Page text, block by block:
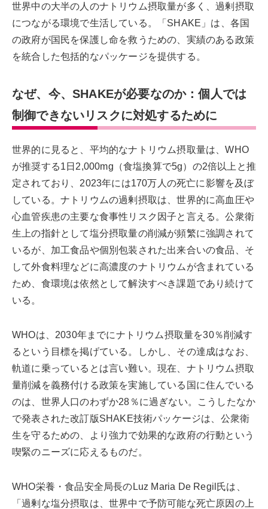
世界中の大半の人のナトリウム摂取量が多く、過剰摂取
につながる環境で生活している。「SHAKE」は、各国
の政府が国民を保護し命を救うための、実績のある政策
を統合した包括的なパッケージを提供する。
なぜ、今、SHAKEが必要なのか：個人では
制御できないリスクに対処するために
世界的に見ると、平均的なナトリウム摂取量は、WHO
が推奨する1日2,000mg（食塩換算で5g）の2倍以上と推
定されており、2023年には170万人の死亡に影響を及ぼ
している。ナトリウムの過剰摂取は、世界的に高血圧や
心血管疾患の主要な食事性リスク因子と言える。公衆衛
生上の指針として塩分摂取量の削減が頻繁に強調されて
いるが、加工食品や個別包装された出来合いの食品、そ
して外食料理などに高濃度のナトリウムが含まれている
ため、食環境は依然として解決すべき課題であり続けて
いる。
WHOは、2030年までにナトリウム摂取量を30％削減す
るという目標を掲げている。しかし、その達成はなお、
軌道に乗っているとは言い難い。現在、ナトリウム摂取
量削減を義務付ける政策を実施している国に住んでいる
のは、世界人口のわずか28％に過ぎない。こうしたなか
で発表された改訂版SHAKE技術パッケージは、公衆衛
生を守るための、より強力で効果的な政府の行動という
喫緊のニーズに応えるものだ。
WHO栄養・食品安全局長のLuz Maria De Regil氏は、
「過剰な塩分摂取は、世界中で予防可能な死亡原因の上